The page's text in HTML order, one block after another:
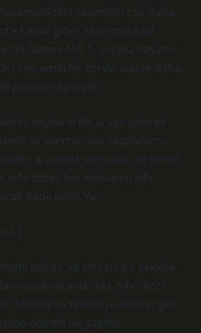
matematikteki kökenleri çok daha
kadar gider. Matematiksel
kullanımı MÖ 5. yüzyıla dayanır.
bu kavramın bir türevi olarak daha
popülerleşmiştir.
sayıların bir araya gelerek
sıralanmasıyla oluştuğunu
arasında sıfır dizisi de vardır.
sıfır dizisi; her elemanın sıfır
ifade edilir. Yani:
} ]
sıfırdır ve sınırsız bir şekilde
anlamda, sıfır dizisi
fonksiyon teorisi ve limitler gibi
önemli bir yapıdır.